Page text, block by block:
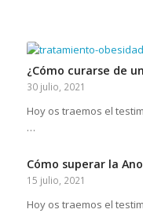
¿Cómo curarse de
30 julio, 2021
Hoy os traemos el
…
Cómo superar la
15 julio, 2021
Hoy os traemos el